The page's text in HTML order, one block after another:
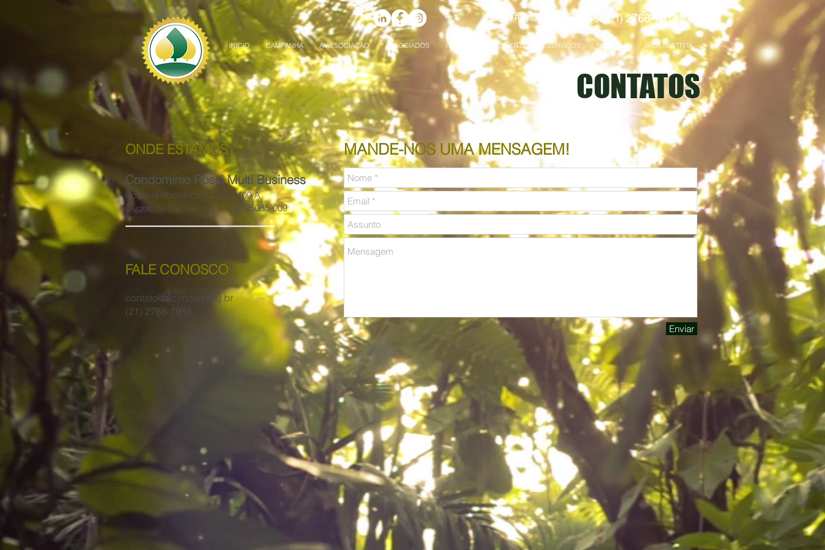
Login / Registre-se +55 (21)2768-7918
INÍCIO CAMPANHA A ASSOCIAÇÃO ASSOCIADOS PERGUNTAS FREQUENTES SERVIÇOS NOTÍCIAS ÁREA RESTRITA
CONTATOS
MANDE-NOS UMA MENSAGEM!
ONDE ESTAMOS
Condomínio Rossi Multi Business
Rodovia Washington Luiz, 2400 A
Duque de Caxias / RJ - cep 25085-009
FALE CONOSCO
contato@acimderj.org.br
(21) 2768-7918
Enviar